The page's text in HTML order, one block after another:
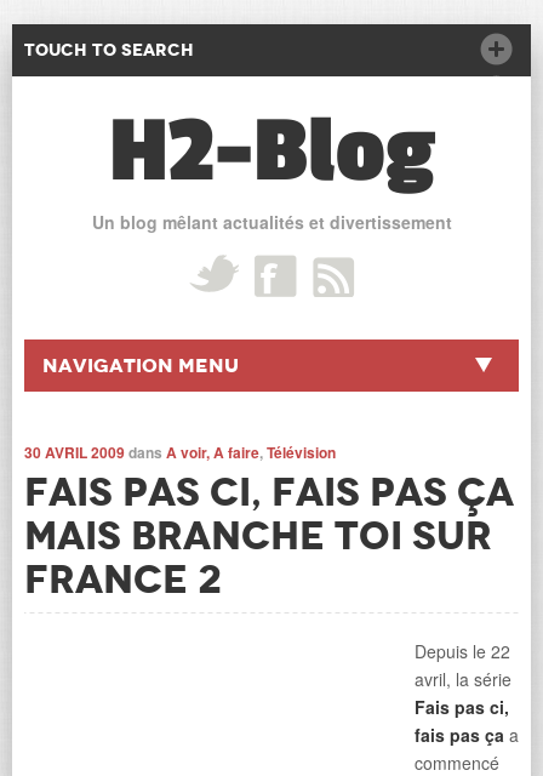
Touch to Search
H2-Blog
Un blog mêlant actualités et divertissement
Navigation Menu
30 AVRIL 2009dans A voir, A faire,Télévision
Fais pas ci, fais pas ça
mais branche toi sur
France 2
Depuis le 22
avril, la série
Fais pas ci,
fais pas ça a
commencé